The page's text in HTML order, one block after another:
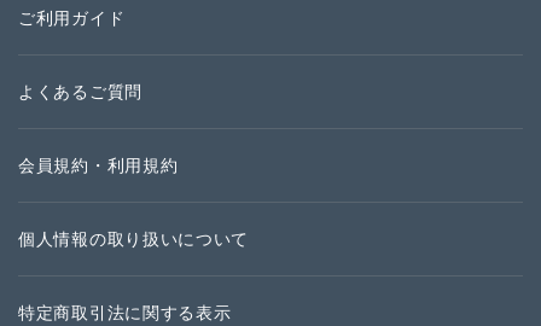
ご利用ガイド
よくあるご質問
会員規約・利用規約
個人情報の取り扱いについて
特定商取引法に関する表示